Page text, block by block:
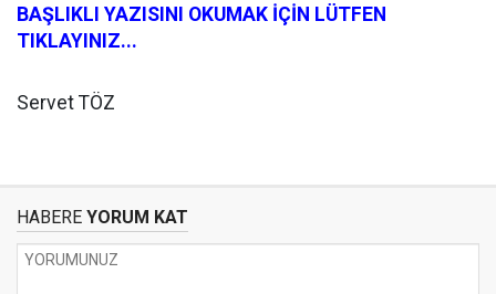
BAŞLIKLI YAZISINI OKUMAK İÇİN LÜTFEN
TIKLAYINIZ...
Servet TÖZ
HABERE YORUM KAT